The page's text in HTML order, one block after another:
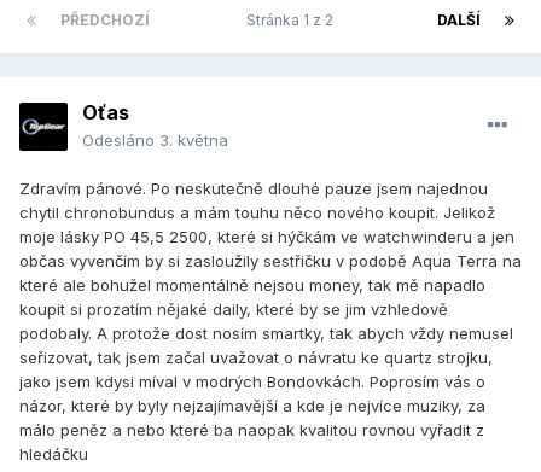
PŘEDCHOZÍ DALŠÍ
Stránka 1 z 2
Oťas
Odesláno 3. května
Zdravím pánové. Po neskutečně dlouhé pauze jsem najednou
chytil chronobundus a mám touhu něco nového koupit. Jelikož
moje lásky PO 45,5 2500, které si hýčkám ve watchwinderu a jen
občas vyvenčím by si zasloužily sestřičku v podobě Aqua Terra na
které ale bohužel momentálně nejsou money, tak mě napadlo
koupit si prozatím nějaké daily, které by se jim vzhledově
podobaly. A protože dost nosím smartky, tak abych vždy nemusel
seřizovat, tak jsem začal uvažovat o návratu ke quartz strojku,
jako jsem kdysi míval v modrých Bondovkách. Poprosím vás o
názor, které by byly nejzajímavější a kde je nejvíce muziky, za
málo peněz a nebo které ba naopak kvalitou rovnou vyřadit z
hledáčku